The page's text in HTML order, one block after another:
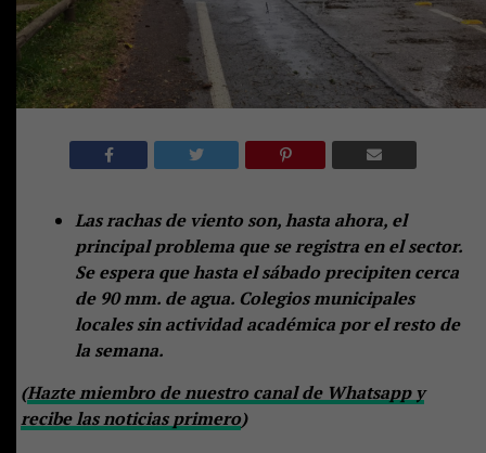
Las rachas de viento son, hasta ahora, el
principal problema que se registra en el sector.
Se espera que hasta el sábado precipiten cerca
de 90 mm. de agua. Colegios municipales
locales sin actividad académica por el resto de
la semana.
(Hazte miembro de nuestro canal de Whatsapp y
recibe las noticias primero)